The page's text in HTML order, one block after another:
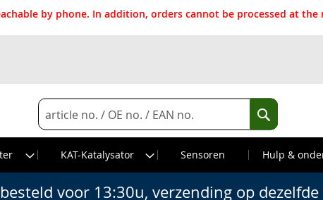
by phone. In addition, orders cannot be processed at
Search
Search
KAT-Katalysator Sensoren Hulp &
voor 13:30u, verzending op dezelfde